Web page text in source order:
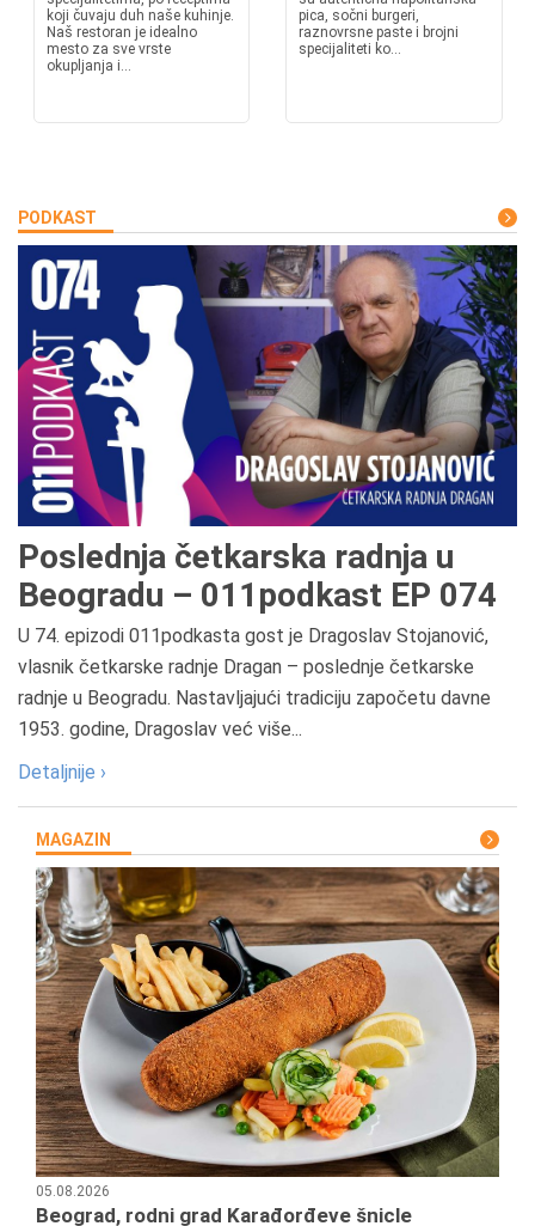
koji čuvaju duh naše kuhinje.
Naš restoran je idealno
mesto za sve vrste
okupljanja i...
pica, sočni burgeri,
raznovrsne paste i brojni
specijaliteti ko...
PODKAST
Poslednja četkarska radnja u
Beogradu – 011podkast EP 074
U 74. epizodi 011podkasta gost je Dragoslav Stojanović,
vlasnik četkarske radnje Dragan – poslednje četkarske
radnje u Beogradu. Nastavljajući tradiciju započetu davne
1953. godine, Dragoslav već više...
Detaljnije ›
MAGAZIN
05.08.2026
Beograd, rodni grad Karađorđeve šnicle